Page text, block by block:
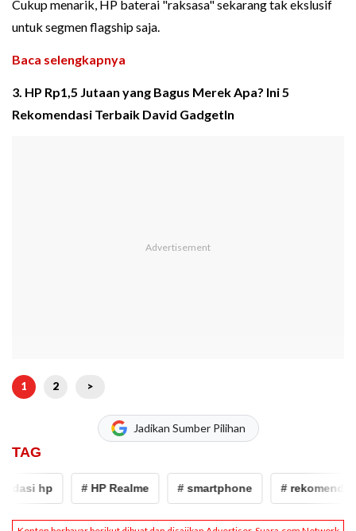
Cukup menarik, HP baterai "raksasa" sekarang tak ekslusif
untuk segmen flagship saja.
Baca selengkapnya
3. HP Rp1,5 Jutaan yang Bagus Merek Apa? Ini 5
Rekomendasi Terbaik David GadgetIn
1 2 >
Jadikan Sumber Pilihan
TAG
hp # HP Realme # smartphone # rekomendasi